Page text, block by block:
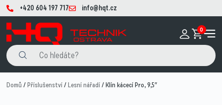
+420 604 197 717 info@hqt.cz
0
Domů /Příslušenství/Lesní nářadí/ Klín kácecí Pro, 9,5″